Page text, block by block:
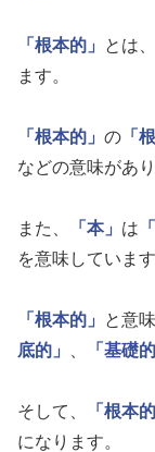
「根本的」
とは
ます。
「根本的」 の 「
などの意味があり
また、 「本」 は
を意味しています
「根本的」 と意
底的」
「基礎的
そして、 「根本的
になります。